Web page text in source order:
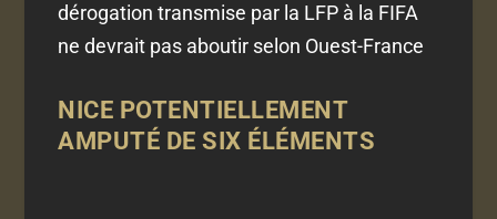
dérogation transmise par la LFP à la FIFA
ne devrait pas aboutir selon Ouest-France
NICE POTENTIELLEMENT
AMPUTÉ DE SIX ÉLÉMENTS